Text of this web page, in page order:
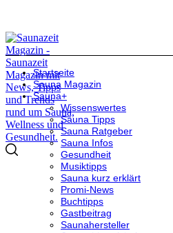
Startseite
Sauna Magazin
Sauna+
Wissenswertes
Sauna Tipps
Sauna Ratgeber
Sauna Infos
Gesundheit
Musiktipps
Sauna kurz erklärt
Promi-News
Buchtipps
Gastbeitrag
Saunahersteller